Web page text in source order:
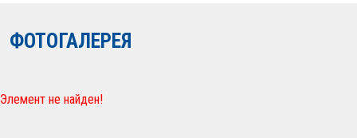
ФОТОГАЛЕРЕЯ
Элемент не найден!